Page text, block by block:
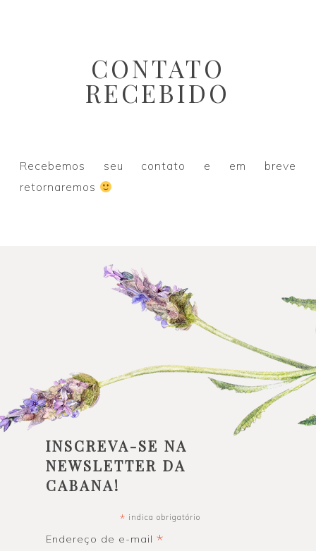
CONTATO
RECEBIDO
Recebemos seu contato e em breve
retornaremos
INSCREVA-SE NA
NEWSLETTER DA
CABANA!
* indica obrigatório
Endereço de e-mail *